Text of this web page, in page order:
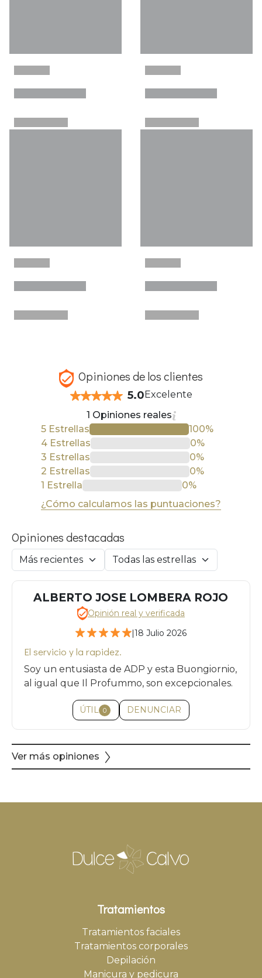
Opiniones de los clientes
5.0 Excelente
1 Opiniones reales
5 Estrellas
100%
4 Estrellas
0%
3 Estrellas
0%
2 Estrellas
0%
1 Estrella
0%
¿Cómo calculamos las puntuaciones?
Opiniones destacadas
ALBERTO JOSE LOMBERA ROJO
Opinión real y verificada
|18 Julio 2026
El servicio y la rapidez.
Soy un entusiasta de ADP y esta Buongiornio,
al igual que Il Profummo, son excepcionales.
ÚTIL 0 DENUNCIAR
Ver más opiniones
Tratamientos
Tratamientos faciales
Tratamientos corporales
Depilación
Manicura y pedicura